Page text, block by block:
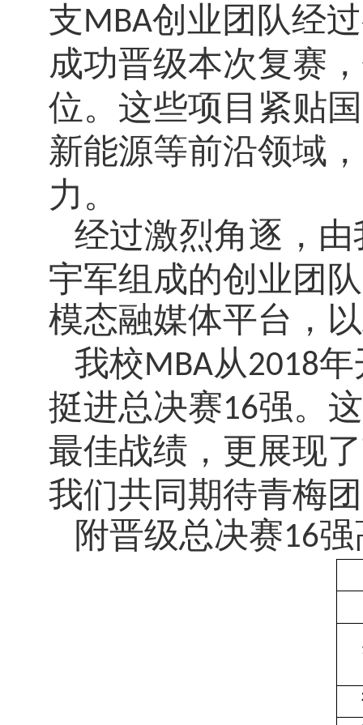
支MBA创业团队经
成功晋级本次复赛
位。这些项目紧贴
新能源等前沿领域
力。
经过激烈角逐，由
宇军组成的创业团
模态融媒体平台 ，以
我校MBA从2018年
挺进总决赛16强。
最佳战绩，更展现
我们共同期待青梅
附晋级总决赛16